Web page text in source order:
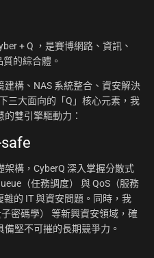
+ Q ，是賽博網路、資訊、
的綜合體。
構、NAS 系統整合、資安解決
三大面向的「Q」核心元素，我
雙引擎驅動力：
構，CyberQ 深入掌握分散式
（任務調度） 與 QoS（服務
的 IT 與資安問題。同時，我
密碼學） 等新興資安領域，確
堅不可摧的長期競爭力。